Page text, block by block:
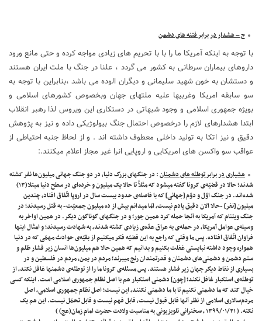
ج – هشدار در برابر فتنه های دشمن
با توجه به اینکه آمریکا ما را با با تحریم های زیادی مواجه کرده و حتی مانع ورود
داروهای بیماران سرطانی به کشور می گردد ، علنا در جنگ با ملت ایران هستند
و دستشان به خون شهید سلیمانی و دیگران الوده می باشد ،بنابراین با توجه به
سو سابقه امریکا وغربیها علیه ملتهای جهان وبخصوص کشورهای اسلامی و
بویژه جمهوری اسلامی و وجود شبهاتی در دستکاری این ویروس لذا رهبر انقلاب
ابتدا هشدارهای لازم را درخصوص احتمال جنگ بیولوژیکی داده و نیز به پژوهش
دقیق و نیز اتکا به تولید داخلی معطوف داشته اند . و از لحاظ جنبه احتیاطی از
عواقب سو واکسن های امریکایی و اروپایی انرا غیر مجاز اعلام میکنند.:
هشیاری در برابر توطئه های دشمنان: در جنگهای بزرگ دنیا، در دو جنگ جهانی میلیون‌ها نفر کشته
شدند؛ حالا در قضیّه‌ی کرونا گفته میشود که مثلاً تا حالا یک میلیون و خرده‌ای در سطح دنیا مبتلا(۱۳)
شده‌اند. در جنگ اوّل و دوّم [جهانی] که با فاصله‌ی حدود بیست سال در اروپا اتّفاق افتاد، چندین
میلیون [نفر] -حالا الان دقیق یادم نیست، امّا میدانم بیش از ده میلیون جمعیّت- به قتل رسیدند؛ در
جنگ ویتنام که آمریکا به آنجا حمله کرد همین جور؛ و در جنگهای گوناگون دیگر. در همین اواخر به
وسیله‌ی عوامل آمریکا، در حمله‌ی به عراق عدّه‌ی زیادی کشته شدند، به شهادت رسیدند؛ و امثال اینها
فراوان اتّفاق افتاده. پس ما وقتی که راجع به این قضیّه فکر میکنیم از بقیّه‌ی حوادث مهمّی که در دنیا
همواره وجود داشته نبایستی غفلت بکنیم و بدانیم که همین حالا هم میلیون‌ها انسان زیر فشار ظلم و
ستم دشمن و دشمنی‌های دشمنان و قدرتمندان رنج میبرند؛ مردم در یمن، مردم در فلسطین و در
بسیاری از نقاط دیگر جهان زیر فشار هستند. پس مسئله‌ی کرونا ما را از توطئه‌ی دشمنها غافل نکند، از
توطئه‌ی استکبار غافل نکند؛ [چون] دشمنی استکبار هم با اصل نظام جمهوری اسلامی است. اینکه کسی
خیال کند که ما دشمنی نکنیم تا با ما دشمنی نکنند، این نیست؛ اصل نظام جمهوری اسلامی، اصل
مردم‌سالاری اسلامی از نظر آنها قابل قبول نیست، قابل فهم نیست و قابل تحمّل نیست. این هم یک
نکته. ( ۱۳۹۹/۰۱/۲۱ ، سخنرانی تلویزیونی به مناسبت ولادت حضرت امام زمان(عج) )